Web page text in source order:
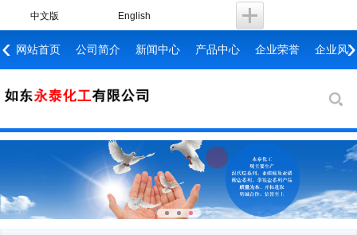
中文版 English
网站首页 公司简介 新闻中心 产品中心 企业荣誉 企业风
‹ ›